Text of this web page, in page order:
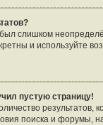
слишком
и используйте
пустую страницу!
результатов,
поиска и форумы,